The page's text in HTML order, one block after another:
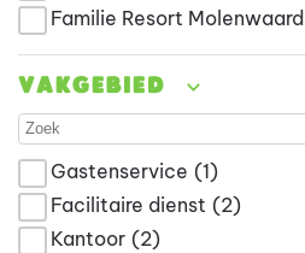
Familie Resort Molenwaard
Vakgebied
Gastenservice (1)
Facilitaire dienst (2)
Kantoor (2)